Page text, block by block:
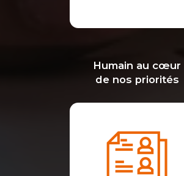
Humain au cœur
de nos priorités